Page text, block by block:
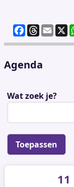
F
a
c
e
o
T
h
re
a
E
m
ai
X
Agenda
Wat zoek je?
11